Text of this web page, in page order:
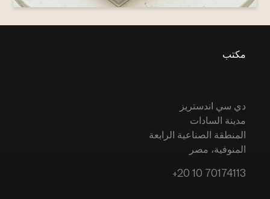
مكتب
دي سي اندستريز
مدينة السادات
المنطقة الصناعية الرابعة
المنوفية، مصر
+20 10 70174113